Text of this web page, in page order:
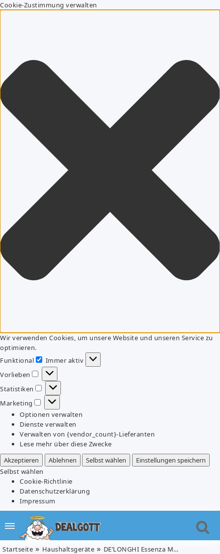
Cookie-Zustimmung verwalten
Wir verwenden Cookies, um unsere Website und unseren Service zu
optimieren.
Funktional
Funktional
Immer aktiv
Vorlieben
Vorlieben
Statistiken
Statistiken
Marketing
Marketing
Optionen verwalten
Dienste verwalten
Verwalten von {vendor_count}-Lieferanten
Lese mehr über diese Zwecke
Akzeptieren
Ablehnen Selbst wählen
Einstellungen speichern
Selbst wählen
Cookie-Richtlinie
Datenschutzerklärung
Impressum
Startseite Haushaltsgeräte DE’LONGHI Essenza Mini EN85.W Nespresso Kapselmaschine Kaffeemaschine + Gutschein für 50 Kapseln für 49€ (VG: 71,63€)